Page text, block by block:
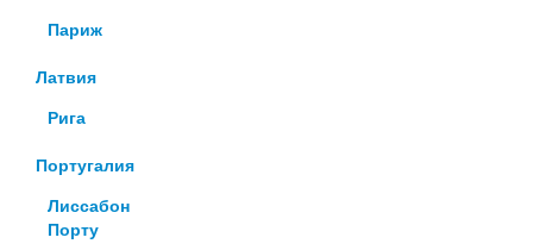
Париж
Латвия
Рига
Португалия
Лиссабон
Порту